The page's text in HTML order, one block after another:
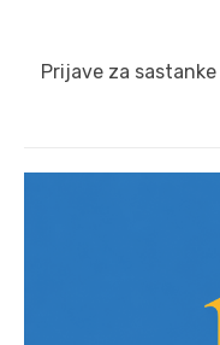
Next
Prijave za